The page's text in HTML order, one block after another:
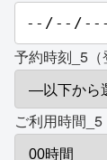
予約時刻_5（
ご利用時間_5